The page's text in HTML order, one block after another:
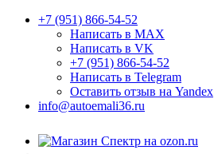
+7 (951) 866-54-52
Написать в MAX
Написать в VK
+7 (951) 866-54-52
Написать в Telegram
Оставить отзыв на Yandex
info@autoemali36.ru